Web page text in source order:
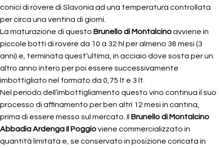
conici di rovere di Slavonia ad una temperatura controllata
per circa una ventina di giorni.
La maturazione di questo Brunello di Montalcinoavviene in
piccole botti di rovere da 10 a 32 hl per almeno 36 mesi (3
anni) e, terminata quest’ultima, in acciaio dove sosta per un
altro anno intero per poi essere successivamente
imbottigliato nel formato da 0,75 lt e 3 lt.
Nel periodo dell’imbottigliamento questo vino continua il suo
processo di affinamento per ben altri 12 mesi in cantina,
prima di essere messo sul mercato. Il Brunello di Montalcino
Abbadia Ardenga Il Poggioviene commercializzato in
quantità limitata e, se conservato in posizione coricata in